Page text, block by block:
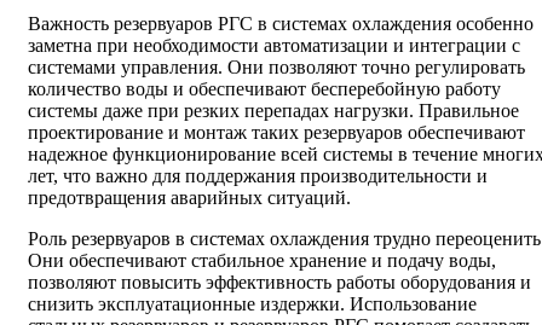
Важность резервуаров РГС в системах охлаждения особенно
заметна при необходимости автоматизации и интеграции с
системами управления. Они позволяют точно регулировать
количество воды и обеспечивают бесперебойную работу
системы даже при резких перепадах нагрузки. Правильное
проектирование и монтаж таких резервуаров обеспечивают
надежное функционирование всей системы в течение
лет, что важно для поддержания производительности и
предотвращения аварийных ситуаций.
Роль резервуаров в системах охлаждения трудно
Они обеспечивают стабильное хранение и подачу воды,
позволяют повысить эффективность работы оборудования и
снизить эксплуатационные издержки. Использование